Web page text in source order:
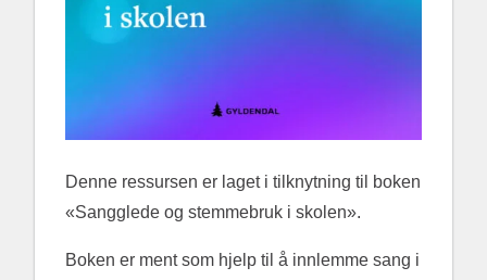
Denne ressursen er laget i tilknytning til boken
«Sangglede og stemmebruk i skolen».
Boken er ment som hjelp til å innlemme sang i